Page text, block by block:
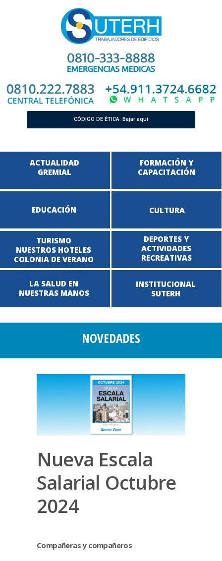
CÓDIGO DE ÉTICA: Bajar aquí
ACTUALIDAD
GREMIAL
EDUCACIÓN CULTURA
TURISMO
NUESTROS HOTELES
COLONIA DE VERANO
DEPORTES Y
ACTIVIDADES
RECREATIVAS
LA SALUD EN
NUESTRAS MANOS
INSTITUCIONAL
SUTERH
FORMACIÓN Y
CAPACITACIÓN
NOVEDADES
Nueva Escala
Salarial Octubre
2024
Compañeras y compañeros